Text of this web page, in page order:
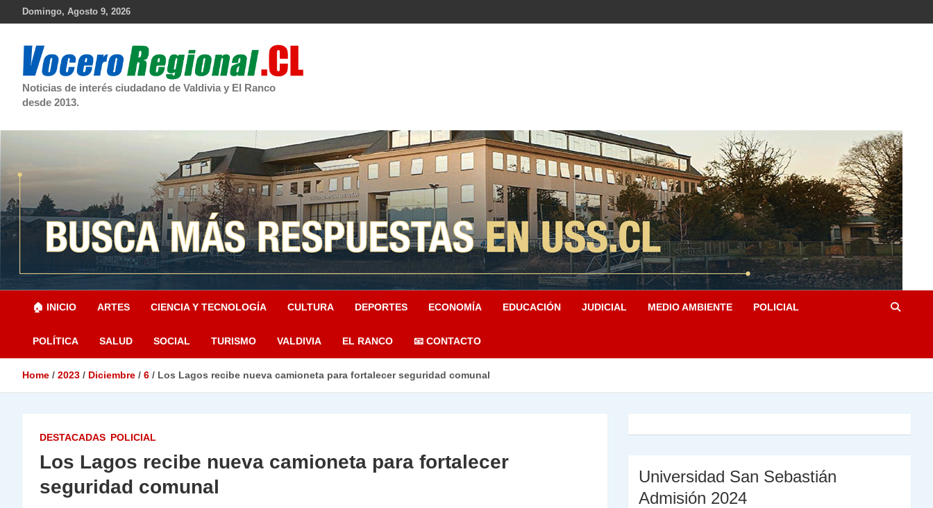
Domingo, Agosto 9, 2026
Noticias de interés ciudadano de Valdivia y El Ranco
desde 2013.
🏠 INICIO ARTES CIENCIA Y TECNOLOGÍA CULTURA DEPORTES ECONOMÍA EDUCACIÓN JUDICIAL MEDIO AMBIENTE POLICIAL
POLÍTICA SALUD SOCIAL TURISMO VALDIVIA EL RANCO 📧 CONTACTO
Home 2023 Diciembre 6 Los Lagos recibe nueva camioneta para fortalecer seguridad comunal
DESTACADAS POLICIAL
Los Lagos recibe nueva camioneta para fortalecer
seguridad comunal
Universidad San Sebastián
Admisión 2024